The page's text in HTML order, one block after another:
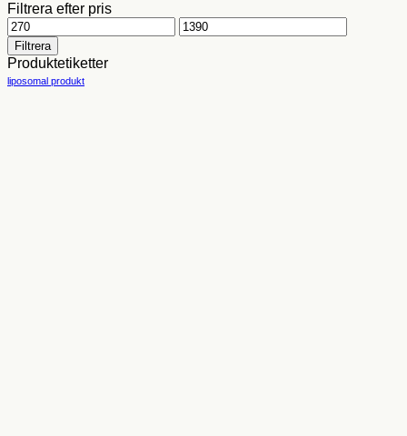
Filtrera efter pris
Min
pris
Max
pris
Filtrera
Produktetiketter
liposomal produkt